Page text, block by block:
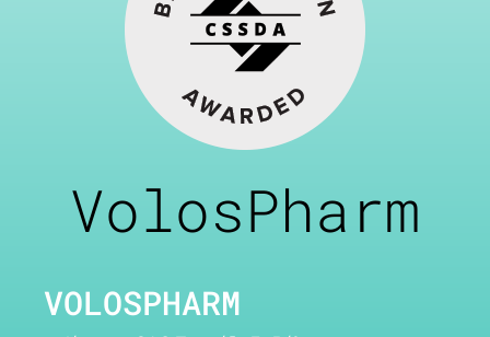
VolosPharm
VOLOSPHARM